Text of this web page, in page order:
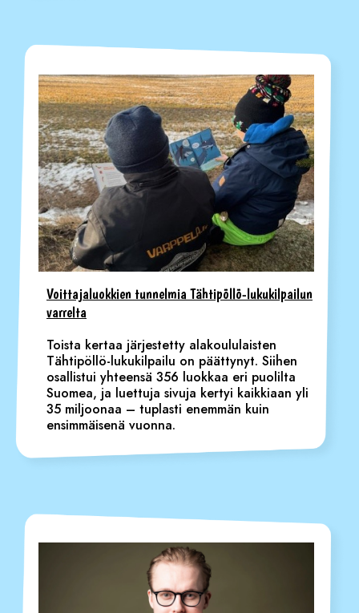
Voittajaluokkien tunnelmia Tähtipöllö-lukukilpailun
varrelta
Toista kertaa järjestetty alakoululaisten
Tähtipöllö-lukukilpailu on päättynyt. Siihen
osallistui yhteensä 356 luokkaa eri puolilta
Suomea, ja luettuja sivuja kertyi kaikkiaan yli
35 miljoonaa – tuplasti enemmän kuin
ensimmäisenä vuonna.